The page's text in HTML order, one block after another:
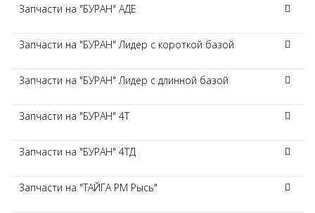
Запчасти на "БУРАН" АДЕ
Запчасти на "БУРАН" Лидер с короткой базой
Запчасти на "БУРАН" Лидер с длинной базой
Запчасти на "БУРАН" 4Т
Запчасти на "БУРАН" 4ТД
Запчасти на "ТАЙГА РМ Рысь"